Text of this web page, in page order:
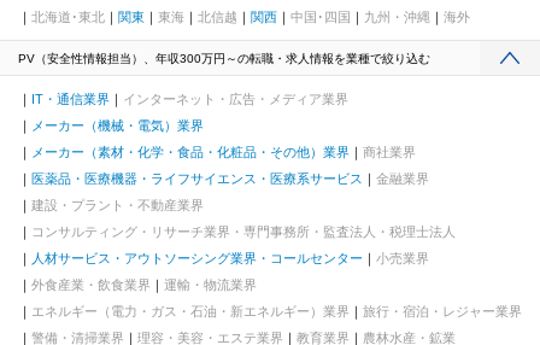
北海道･東北 関東 東海 北信越 関西 中国･四国 九州・沖縄 海外
PV（安全性情報担当）、年収300万円～の転職・求人情報を業種で絞り込む
IT・通信業界
インターネット・広告・メディア業界
メーカー（機械・電気）業界
メーカー（素材・化学・食品・化粧品・その他）業界
商社業界
医薬品・医療機器・ライフサイエンス・医療系サービス
金融業界
建設・プラント・不動産業界
コンサルティング・リサーチ業界・専門事務所・監査法人・税理士法人
人材サービス・アウトソーシング業界・コールセンター
小売業界
外食産業・飲食業界
運輸・物流業界
エネルギー（電力・ガス・石油・新エネルギー）業界
旅行・宿泊・レジャー業界
警備・清掃業界
理容・美容・エステ業界 教育業界
農林水産・鉱業